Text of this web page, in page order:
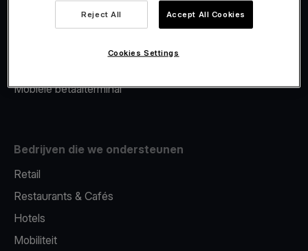
Merchant Advance
Mobiele betaalterminal
Bedrijven die we ondersteunen
Retail
Restaurants & Cafés
Hotels
Mobiliteit
Reject All Accept All Cookies
Cookies Settings